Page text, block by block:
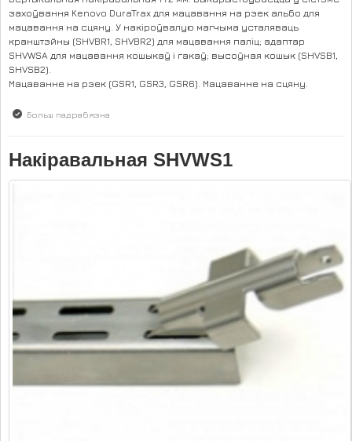
захоўвання Kenovo DuraTrax для мацавання на рэек альбо для
мацавання на сцяну. У накіроўвалую магчыма усталяваць
кранштэйны (SHVBR1, SHVBR2) для мацавання паліц; адаптар
SHVWSA для мацавання кошыкаў і гакаў; высоўная кошык (SHVSB1,
SHVSB2).
Мацаванне на рэек (GSR1, GSR3, GSR6). Мацаванне на сцяну.
Больш падрабязна
Накіравальная SHVWS1